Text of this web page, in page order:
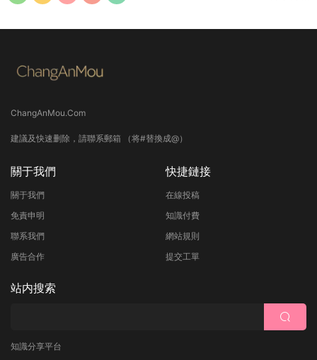
ChangAnMou.Com
建議及快速删除，請聯系郵箱 （将#替換成@）
關于我們
關于我們
免責申明
聯系我們
廣告合作
快捷鏈接
在線投稿
知識付費
網站規則
提交工單
站内搜索
知識分享平台